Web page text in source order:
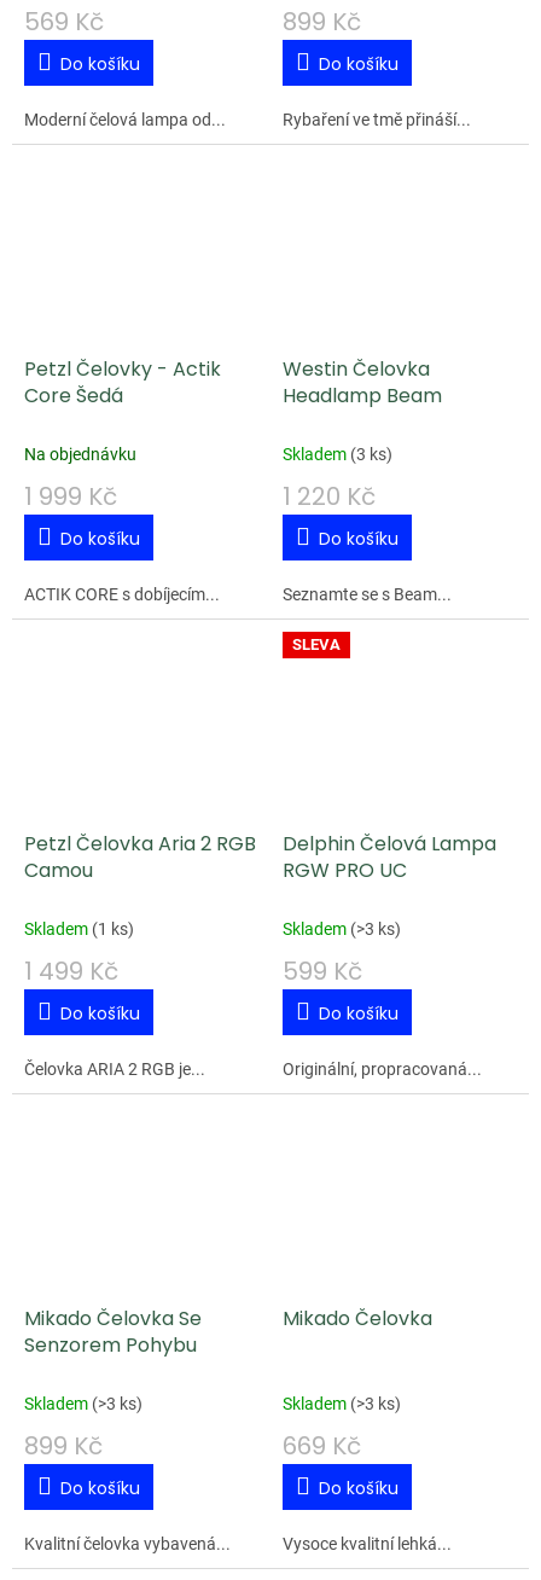
569 Kč
Do košíku
Moderní čelová lampa od...
899 Kč
Do košíku
Rybaření ve tmě přináší...
Petzl Čelovky - Actik
Core Šedá
Na objednávku
1 999 Kč
Do košíku
ACTIK CORE s dobíjecím...
Westin Čelovka
Headlamp Beam
Skladem (3 ks)
1 220 Kč
Do košíku
Seznamte se s Beam...
Petzl Čelovka Aria 2 RGB
Camou
Skladem (1 ks)
1 499 Kč
Do košíku
Čelovka ARIA 2 RGB je...
SLEVA
Delphin Čelová Lampa
RGW PRO UC
Skladem (>3 ks)
599 Kč
Do košíku
Originální, propracovaná...
Mikado Čelovka Se
Senzorem Pohybu
Skladem (>3 ks)
899 Kč
Do košíku
Kvalitní čelovka vybavená...
Mikado Čelovka
Skladem (>3 ks)
669 Kč
Do košíku
Vysoce kvalitní lehká...